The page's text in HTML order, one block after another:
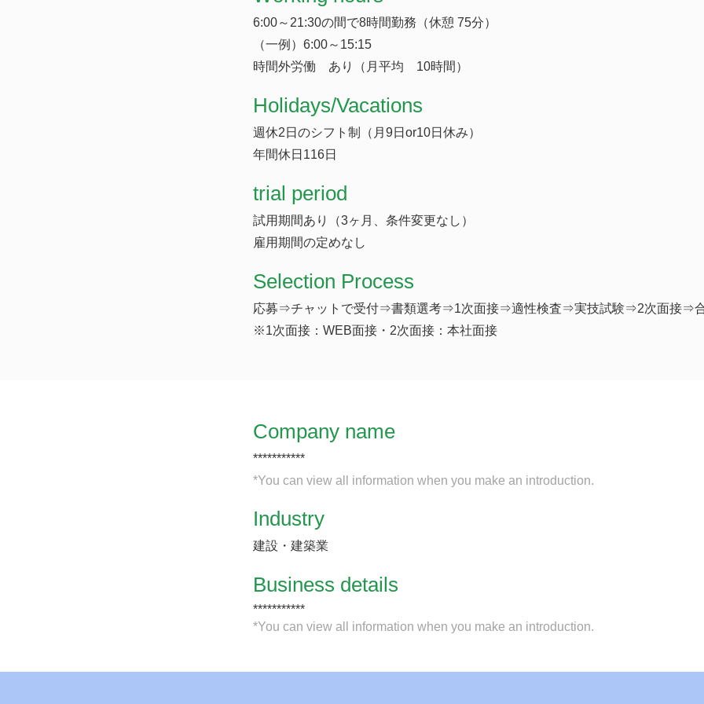
6:00～21:30の間で8時間勤務（休憩 75分）
（一例）6:00～15:15
時間外労働 あり（月平均 10時間）
​Holidays/Vacations
週休2日のシフト制（月9日or10日休み）
年間休日116日
trial period
試用期間あり（3ヶ月、条件変更なし）
雇用期間の定めなし
Selection Process
応募⇒チャットで受付⇒書類選考⇒1次面接⇒適性検査⇒実技試験⇒2次面接⇒
※1次面接：WEB面接・2次面接：本社面接
Company name
***********
*You can view all information when you make an introduction.
Industry
建設・建築業
​Business details
***********
*You can view all information when you make an introduction.